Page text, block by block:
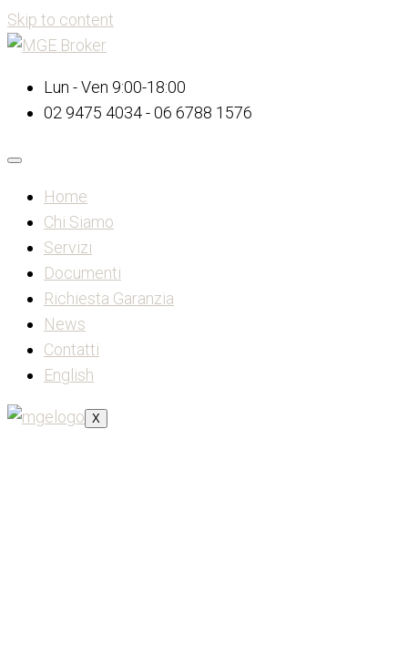
Skip to content
Lun - Ven 9:00-18:00
02 9475 4034 - 06 6788 1576
Home
Chi Siamo
Servizi
Documenti
Richiesta Garanzia
News
Contatti
English
X